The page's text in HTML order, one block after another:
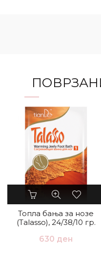
Топла бања за нозе
(Talasso), 24/38/10 гр.
630 ден